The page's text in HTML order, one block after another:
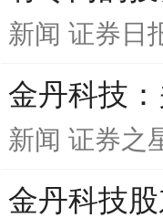
新闻 证券日
金丹科技
新闻 证券之
金丹科技